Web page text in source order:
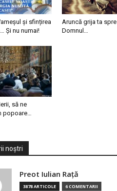
și sfințirea
Și nu numai!
Aruncă grija ta spre
Domnul…
să ne
popoare…
noștri
Preot Iulian Raţă
3878 ARTICOLE 6 COMENTARII